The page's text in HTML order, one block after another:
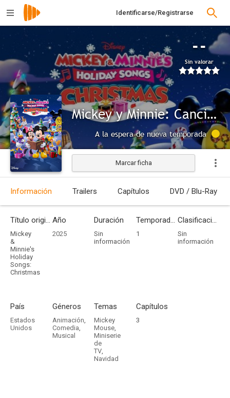
Identificarse/Registrarse
--
Sin valorar
Mickey y Minnie: Canciones festivas de Navidad
A la espera de nueva temporada
Marcar ficha
Información Trailers Capítulos DVD / Blu-Ray
Título original
Mickey
&
Minnie's
Holiday
Songs:
Christmas
Año
2025
Duración
Sin
información
Temporadas
1
Clasificación por edades
Sin
información
País
Estados
Unidos
Géneros
Animación,
Comedia,
Musical
Temas
Mickey
Mouse,
Miniserie
de
TV,
Navidad
Capítulos
3